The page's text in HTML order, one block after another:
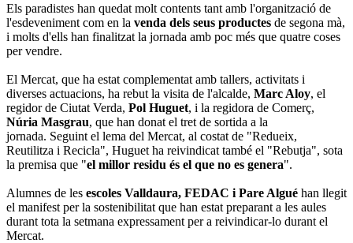
Els paradistes han quedat molt contents tant amb l'organització de
l'esdeveniment com en la venda dels seus productes de segona mà,
i molts d'ells han finalitzat la jornada amb poc més que quatre coses
per vendre.
El Mercat, que ha estat complementat amb tallers, activitats i
diverses actuacions, ha rebut la visita de l'alcalde, Marc Aloy, el
regidor de Ciutat Verda, Pol Huguet, i la regidora de Comerç,
Núria Masgrau, que han donat el tret de sortida a la
jornada. Seguint el lema del Mercat, al costat de "Redueix,
Reutilitza i Recicla", Huguet ha reivindicat també el "Rebutja", sota
la premisa que "el millor residu és el que no es genera".
Alumnes de les escoles Valldaura, FEDAC i Pare Algué han llegit
el manifest per la sostenibilitat que han estat preparant a les aules
durant tota la setmana expressament per a reivindicar-lo durant el
Mercat.